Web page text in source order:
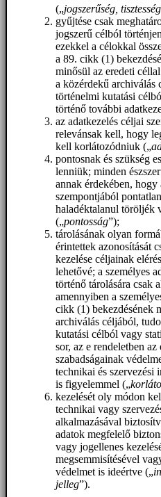
(„jogszerűség,
gyűjtése csak
jogszerű célból
ezekkel a célokkal
a 89. cikk (1)
minősül az eredeti
a közérdekű archiválás
történelmi kutatási
történő további
az adatkezelés céljai
relevánsak kell, hogy
kell korlátozódniuk („
pontosnak és szükség
lenniük; minden
annak érdekében, hogy
szempontjából
haladéktalanul töröljék
(„pontosság”);
tárolásának olyan
érintettek azonosítását
kezelése céljainak
lehetővé; a személyes
történő tárolására csak
amennyiben a
cikk (1) bekezdésének
archiválás céljából,
kutatási célból vagy
sor, az e rendeletben
szabadságainak
technikai és szervezési
is figyelemmel („
kezelését oly módon
technikai vagy
alkalmazásával
adatok megfelelő
vagy jogellenes
megsemmisítésével
védelmet is ideértve („
jelleg”).